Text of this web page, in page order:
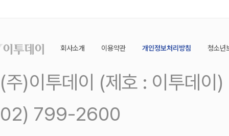
회사소개 이용약관 개인정보처리방침 청소년
(주)이투데이 (제호 : 이투데
02) 799-2600